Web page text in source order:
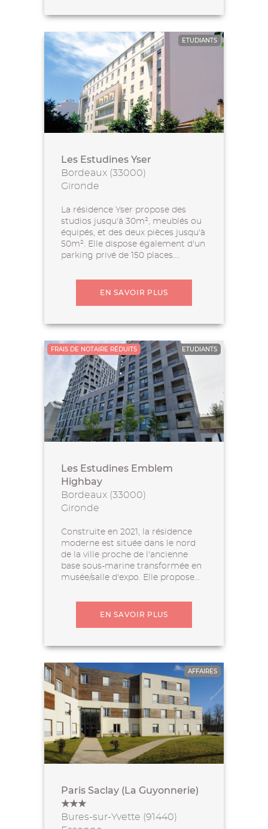
ETUDIANTS
Les Estudines Yser
Bordeaux (33000)
Gironde
La résidence Yser propose des
studios jusqu'à 30m², meublés ou
équipés, et des deux pièces jusqu'à
50m². Elle dispose également d'un
parking privé de 150 places....
EN SAVOIR PLUS
FRAIS DE NOTAIRE RÉDUITS ETUDIANTS
Les Estudines Emblem
Highbay
Bordeaux (33000)
Gironde
Construite en 2021, la résidence
moderne est située dans le nord
de la ville proche de l'ancienne
base sous-marine transformée en
musée/salle d'expo. Elle propose...
EN SAVOIR PLUS
AFFAIRES
Paris Saclay (La Guyonnerie)
★★★
Bures-sur-Yvette (91440)